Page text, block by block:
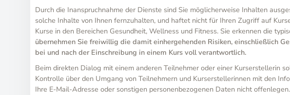
Durch die Inanspruchnahme der Dienste sind Sie möglicherweise Inhalten
solche Inhalte von Ihnen fernzuhalten, und haftet nicht für Ihren Zugriff auf
Kurse in den Bereichen Gesundheit, Wellness und Fitness. Sie erkennen die
übernehmen Sie freiwillig die damit einhergehenden Risiken, einschließlich
bei und nach der Einschreibung in einem Kurs voll verantwortlich.
Beim direkten Dialog mit einem anderen Teilnehmer oder einer Kurserstellerin
Kontrolle über den Umgang von Teilnehmern und Kurserstellerinnen mit den
Ihre E-Mail-Adresse oder sonstigen personenbezogenen Daten nicht offenlegen.